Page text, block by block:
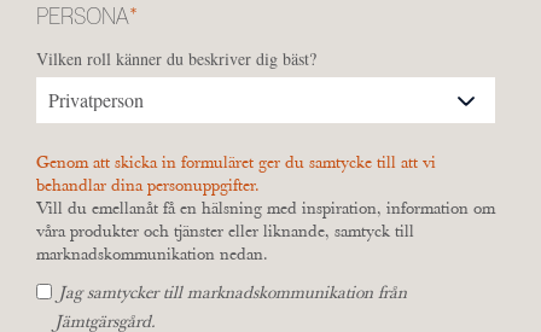
PERSONA*
Vilken roll känner du beskriver dig bäst?
Genom att skicka in formuläret ger du samtycke till att vi
behandlar dina personuppgifter.
Vill du emellanåt få en hälsning med inspiration, information om
våra produkter och tjänster eller liknande, samtyck till
marknadskommunikation nedan.
Jag samtycker till marknadskommunikation från
Jämtgärsgård.